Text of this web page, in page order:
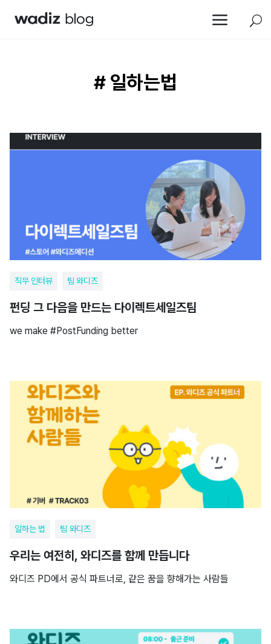
a U
# 일하는법
직무 인터뷰 팀 와디즈
펀딩 그 다음을 만드는 다이렉트세일즈팀
we make #PostFunding better
일하는 법 팀 와디즈
우리는 여전히, 와디즈를 함께 만듭니다
와디즈 PD에서 공식 파트너로, 같은 꿈을 향해가는 사람들